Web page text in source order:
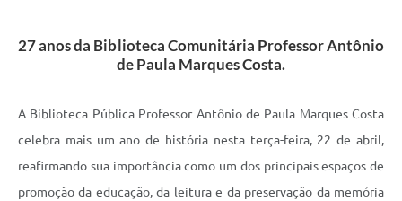
27 anos da Biblioteca Comunitária Professor Antônio
de Paula Marques Costa.
A Biblioteca Pública Professor Antônio de Paula Marques Costa
celebra mais um ano de história nesta terça-feira, 22 de abril,
reafirmando sua importância como um dos principais espaços de
promoção da educação, da leitura e da preservação da memória